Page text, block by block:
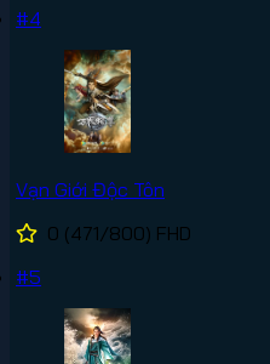
#4
Vạn Giới Độc Tôn
0 (471/800) FHD
#5